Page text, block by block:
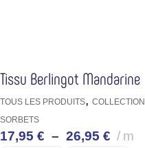
Tissu Berlingot Mandarine
TOUS LES PRODUITS, COLLECTION
SORBETS
17,95 € – 26,95 € m